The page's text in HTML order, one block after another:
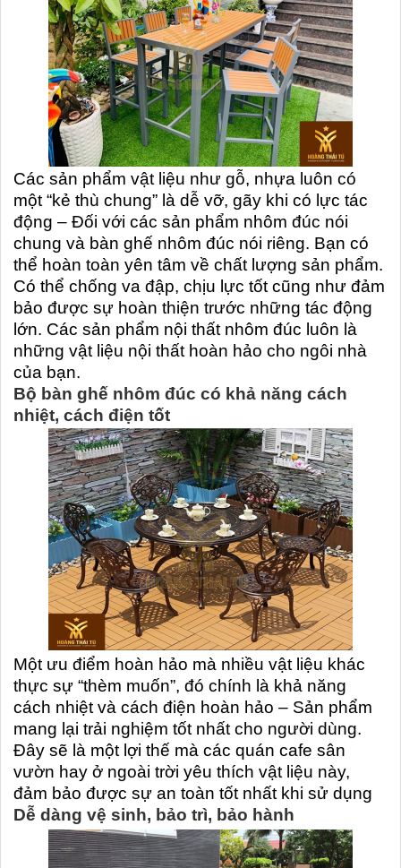
Các sản phẩm vật liệu như gỗ, nhựa luôn có
một “kẻ thù chung” là dễ vỡ, gãy khi có lực tác
động – Đối với các sản phẩm nhôm đúc nói
chung và bàn ghế nhôm đúc nói riêng. Bạn có
thể hoàn toàn yên tâm về chất lượng sản phẩm.
Có thể chống va đập, chịu lực tốt cũng như đảm
bảo được sự hoàn thiện trước những tác động
lớn. Các sản phẩm nội thất nhôm đúc luôn là
những vật liệu nội thất hoàn hảo cho ngôi nhà
của bạn.
Bộ bàn ghế nhôm đúc có khả năng cách
nhiệt, cách điện tốt
Một ưu điểm hoàn hảo mà nhiều vật liệu khác
thực sự “thèm muốn”, đó chính là khả năng
cách nhiệt và cách điện hoàn hảo – Sản phẩm
mang lại trải nghiệm tốt nhất cho người dùng.
Đây sẽ là một lợi thế mà các quán cafe sân
vườn hay ở ngoài trời yêu thích vật liệu này,
đảm bảo được sự an toàn tốt nhất khi sử dụng
Dễ dàng vệ sinh, bảo trì, bảo hành